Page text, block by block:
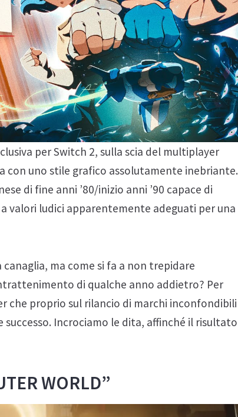
per Switch 2, sulla scia del multiplayer
con uno stile grafico assolutamente inebriante.
di fine anni ’80/inizio anni ’90 capace di
valori ludici apparentemente adeguati per una
canaglia, ma come si fa a non trepidare
di qualche anno addietro? Per
che proprio sul rilancio di marchi inconfondibili
Incrociamo le dita, affinché il risultato
WORLD”